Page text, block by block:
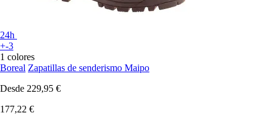
24h
+-3
1 colores
Boreal Zapatillas de senderismo Maipo
Desde 229,95 €
177,22 €